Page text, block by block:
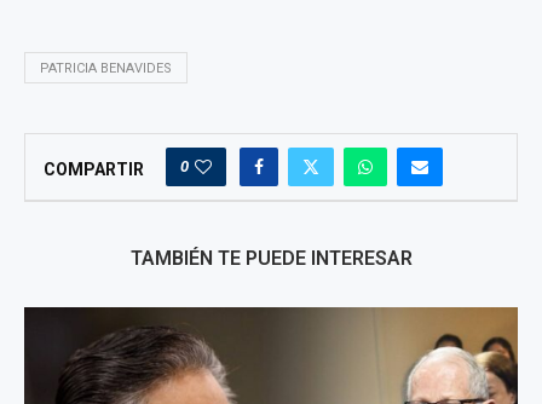
PATRICIA BENAVIDES
COMPARTIR 0
TAMBIÉN TE PUEDE INTERESAR